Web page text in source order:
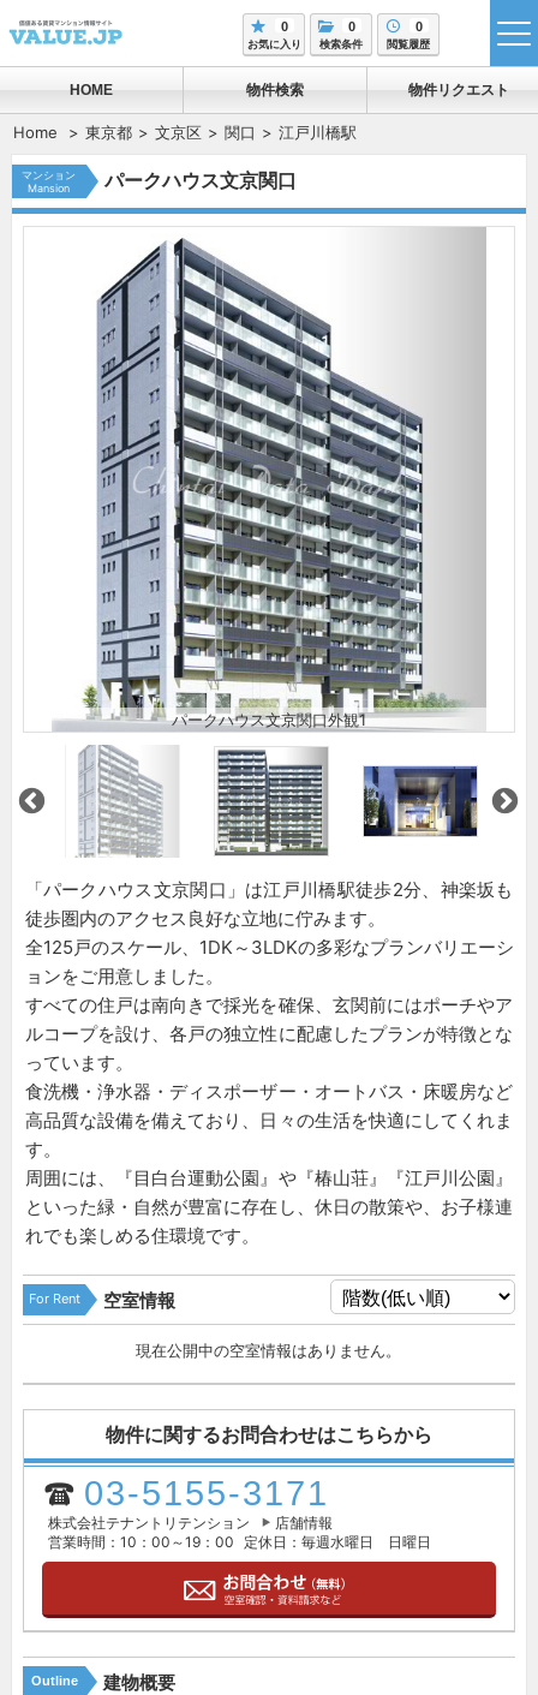
0
お気に入り
0
検索条件
0
閲覧履歴
HOME 物件検索 物件リクエスト
Home 東京都 文京区 関口 江戸川橋駅
マンション
Mansion
パークハウス文京関口
パークハウス文京関口外観1
「パークハウス文京関口」は江戸川橋駅徒歩2分、神楽坂も
徒歩圏内のアクセス良好な立地に佇みます。
全125戸のスケール、1DK～3LDKの多彩なプランバリエーシ
ョンをご用意しました。
すべての住戸は南向きで採光を確保、玄関前にはポーチやア
ルコープを設け、各戸の独立性に配慮したプランが特徴とな
っています。
食洗機・浄水器・ディスポーザー・オートバス・床暖房など
高品質な設備を備えており、日々の生活を快適にしてくれま
す。
周囲には、『目白台運動公園』や『椿山荘』『江戸川公園』
といった緑・自然が豊富に存在し、休日の散策や、お子様連
れでも楽しめる住環境です。
For Rent 空室情報
現在公開中の空室情報はありません。
物件に関するお問合わせはこちらから
03-5155-3171
株式会社テナントリテンション
店舗情報
営業時間：10：00～19：00
定休日：毎週水曜日 日曜日
Outline 建物概要